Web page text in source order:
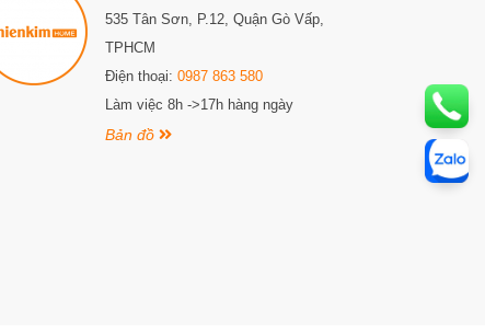
535 Tân Sơn, P.12, Quận Gò Vấp,
TPHCM
Điện thoại: 0987 863 580
Làm việc 8h ->17h hàng ngày
Bản đồ